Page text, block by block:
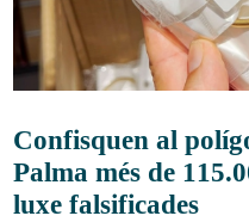
Confisquen al
Palma més de
luxe falsificades